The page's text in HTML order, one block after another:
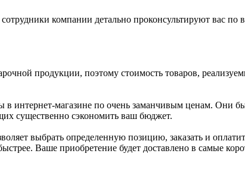
компании детально проконсультируют вас
продукции, поэтому стоимость товаров,
в интернет-магазине по очень заманчивым ценам. Они
существенно сэкономить ваш бюджет.
выбрать определенную позицию, заказать и
Ваше приобретение будет доставлено в самые